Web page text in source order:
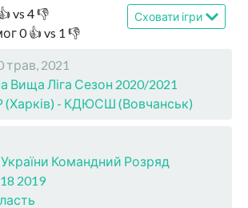
vs 4👎
0👍 vs 1 👎
Сховати ігри
трав, 2021
Вища Ліга Сезон 2020/2021
- КДЮСШ (Вовчанськ)
Командний Розряд
2019